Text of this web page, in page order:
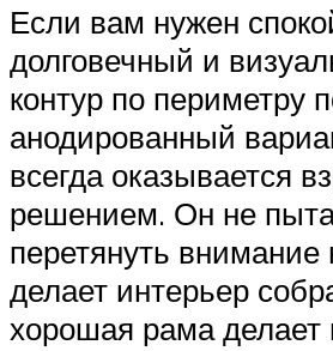
Если вам нужен
долговечный и
контур по периметру
анодированный
всегда оказывается
решением. Он не
перетянуть внимание
делает интерьер
хорошая рама делает